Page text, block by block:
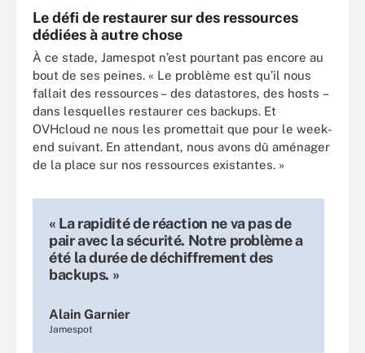
Le défi de restaurer sur des ressources
dédiées à autre chose
À ce stade, Jamespot n’est pourtant pas encore au
bout de ses peines. « Le problème est qu’il nous
fallait des ressources – des datastores, des hosts –
dans lesquelles restaurer ces backups. Et
OVHcloud ne nous les promettait que pour le week-
end suivant. En attendant, nous avons dû aménager
de la place sur nos ressources existantes. »
« La rapidité de réaction ne va pas de
pair avec la sécurité. Notre problème a
été la durée de déchiffrement des
backups. »
Alain Garnier
Jamespot